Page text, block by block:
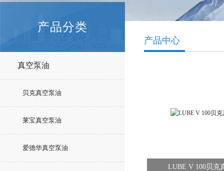
产品分类
真空泵油
贝克真空泵油
莱宝真空泵油
爱德华真空泵油
产品中心
LUBE V 100贝克